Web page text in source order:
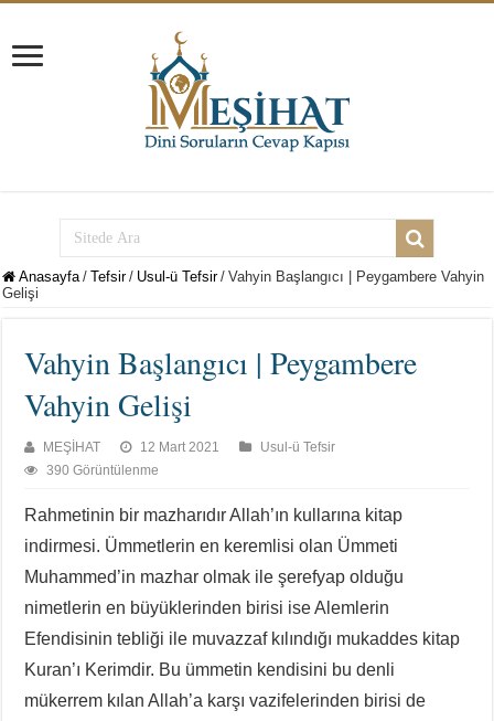
Anasayfa / Tefsir / Usul-ü Tefsir / Vahyin Başlangıcı | Peygambere Vahyin
Gelişi
Vahyin Başlangıcı | Peygambere
Vahyin Gelişi
MEŞİHAT 12 Mart 2021
Usul-ü Tefsir
390 Görüntülenme
Rahmetinin bir mazharıdır Allah’ın kullarına kitap
indirmesi. Ümmetlerin en keremlisi olan Ümmeti
Muhammed’in mazhar olmak ile şerefyap olduğu
nimetlerin en büyüklerinden birisi ise Alemlerin
Efendisinin tebliği ile muvazzaf kılındığı mukaddes kitap
Kuran’ı Kerimdir. Bu ümmetin kendisini bu denli
mükerrem kılan Allah’a karşı vazifelerinden birisi de